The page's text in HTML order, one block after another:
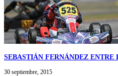
SEBASTIÁN FERNÁNDEZ ENTRE
30 septiembre, 2015